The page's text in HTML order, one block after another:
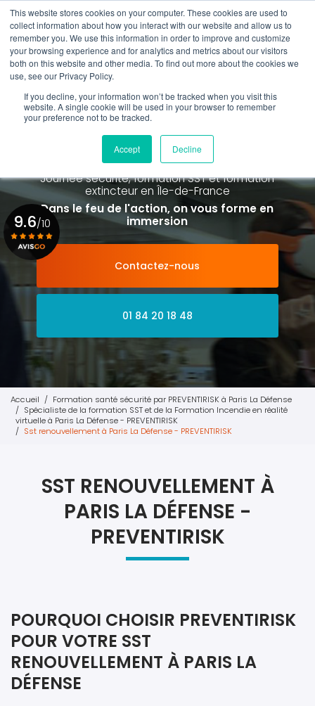
This website stores cookies on your computer. These cookies are used to
collect information about how you interact with our website and allow us to
remember you. We use this information in order to improve and customize
your browsing experience and for analytics and metrics about our visitors
both on this website and other media. To find out more about the cookies we
use, see our Privacy Policy.
If you decline, your information won’t be tracked when you visit this
website. A single cookie will be used in your browser to remember
your preference not to be tracked.
Accept Decline
Aller
au
contenu
principal
01 84 20 18 48
Spécialiste de la formation SST et
de la Formation Incendie
à Paris La Défense depuis 2015
Journée sécurité, formation SST et formation
extincteuren Île-de-France
Dans le feu de l'action, on vous forme en
immersion
Contactez-nous
01 84 20 18 48
9.6/10
Voir le certificat
Accueil
Formation santé sécurité par PREVENTIRISK à Paris La Défense
Spécialiste de la formation SST et de la Formation Incendie en réalité
virtuelle à Paris La Défense - PREVENTIRISK
Sst renouvellement à Paris La Défense - PREVENTIRISK
SST RENOUVELLEMENT À
PARIS LA DÉFENSE -
PREVENTIRISK
POURQUOI CHOISIR PREVENTIRISK
POUR VOTRE SST
RENOUVELLEMENT À PARIS LA
DÉFENSE